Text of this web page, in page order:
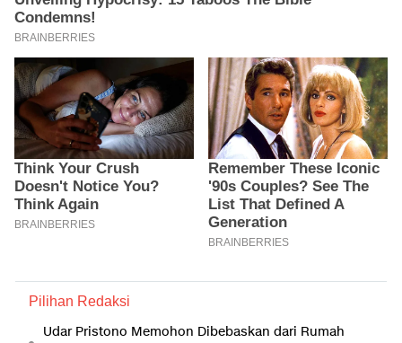
Pilihan Redaksi
Udar Pristono Memohon Dibebaskan dari Rumah